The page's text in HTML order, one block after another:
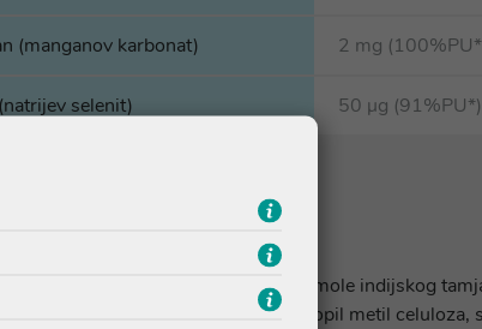
(manganov karbonat) 2 mg
selenit) 50 µg (91%PU*)
suhi standardizirani ekstrakt smole indijskog
tipa II, tvar za poliranje: hidroksipropil metil celuloza,